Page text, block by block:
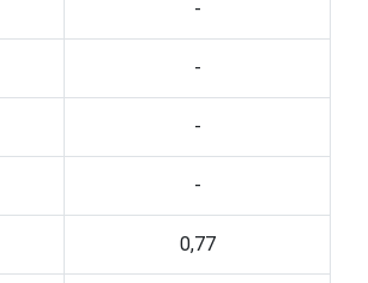
-
-
-
-
0,77